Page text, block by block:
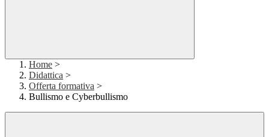
Home >
Didattica >
Offerta formativa >
Bullismo e Cyberbullismo